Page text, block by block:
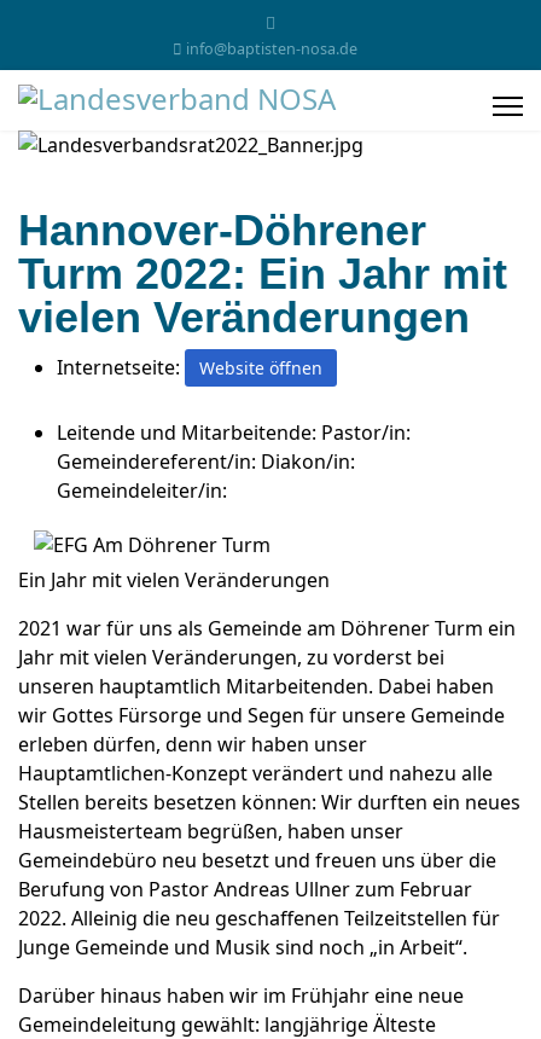
info@baptisten-nosa.de
Hannover-Döhrener
Turm 2022: Ein Jahr mit
vielen Veränderungen
Internetseite: Website öffnen
Leitende und Mitarbeitende: Pastor/in:
Gemeindereferent/in: Diakon/in:
Gemeindeleiter/in:
Ein Jahr mit vielen Veränderungen
2021 war für uns als Gemeinde am Döhrener Turm ein
Jahr mit vielen Veränderungen, zu vorderst bei
unseren hauptamtlich Mitarbeitenden. Dabei haben
wir Gottes Fürsorge und Segen für unsere Gemeinde
erleben dürfen, denn wir haben unser
Hauptamtlichen-Konzept verändert und nahezu alle
Stellen bereits besetzen können: Wir durften ein neues
Hausmeisterteam begrüßen, haben unser
Gemeindebüro neu besetzt und freuen uns über die
Berufung von Pastor Andreas Ullner zum Februar
2022. Alleinig die neu geschaffenen Teilzeitstellen für
Junge Gemeinde und Musik sind noch „in Arbeit“.
Darüber hinaus haben wir im Frühjahr eine neue
Gemeindeleitung gewählt: langjährige Älteste